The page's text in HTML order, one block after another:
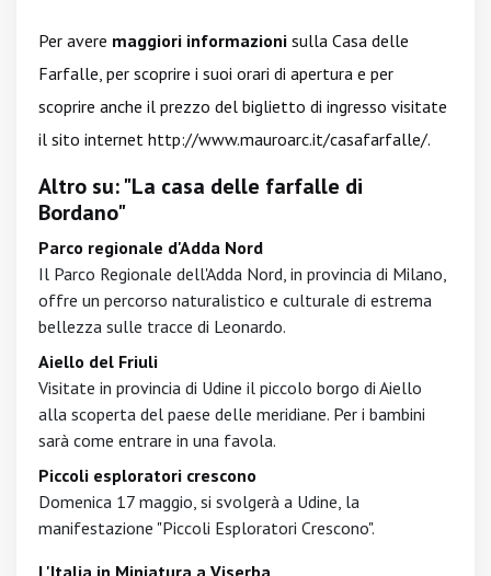
Per avere maggiori informazioni sulla Casa delle
Farfalle, per scoprire i suoi orari di apertura e per
scoprire anche il prezzo del biglietto di ingresso visitate
il sito internet http://www.mauroarc.it/casafarfalle/.
Altro su: "La casa delle farfalle di
Bordano"
Parco regionale d'Adda Nord
Il Parco Regionale dell'Adda Nord, in provincia di Milano,
offre un percorso naturalistico e culturale di estrema
bellezza sulle tracce di Leonardo.
Aiello del Friuli
Visitate in provincia di Udine il piccolo borgo di Aiello
alla scoperta del paese delle meridiane. Per i bambini
sarà come entrare in una favola.
Piccoli esploratori crescono
Domenica 17 maggio, si svolgerà a Udine, la
manifestazione "Piccoli Esploratori Crescono".
L'Italia in Miniatura a Viserba